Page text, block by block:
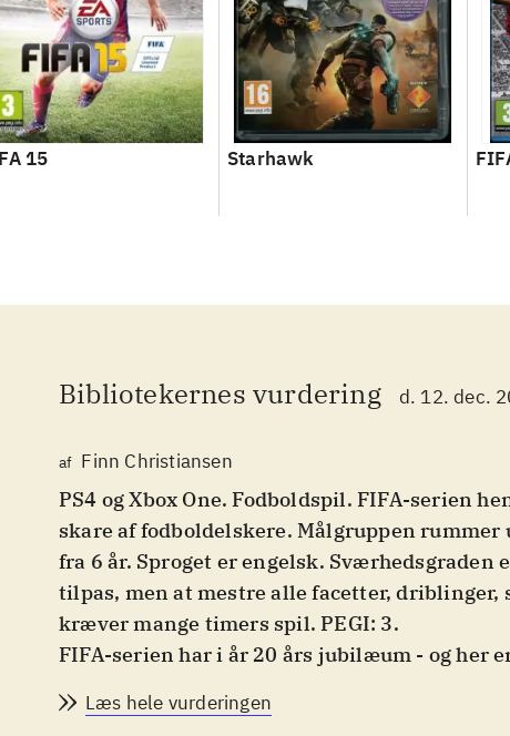
15 Starhawk
Bibliotekernes vurdering d. 12. dec.
af Finn Christiansen
PS4 og Xbox One. Fodboldspil. FIFA-serien
skare af fodboldelskere. Målgruppen rummer
fra 6 år. Sproget er engelsk. Sværhedsgraden
tilpas, men at mestre alle facetter, driblinger,
kræver mange timers spil. PEGI: 3.
FIFA-serien har i år 20 års jubilæum - og her
13. For mange fans af serien er det, der
Læs hele vurderingen